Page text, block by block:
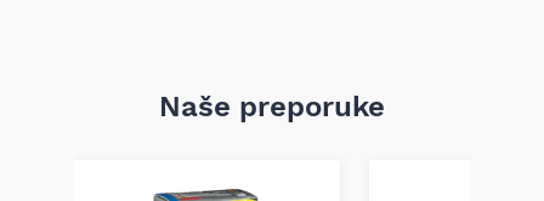
Naše preporuke